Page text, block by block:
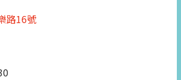
路16號